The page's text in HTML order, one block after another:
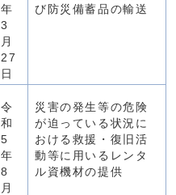
年
3
月
27
日
び防災備蓄品の輸送
令
和
5
年
8
月
災害の発生等の危険
が迫っている状況に
おける救援・復旧活
動等に用いるレンタ
ル資機材の提供